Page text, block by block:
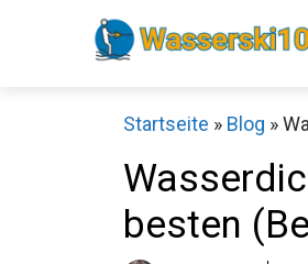
Startseite » Blog »
besten